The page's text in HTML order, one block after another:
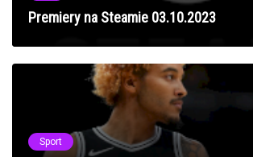
Premiery na Steamie 03.10.2023
Sport